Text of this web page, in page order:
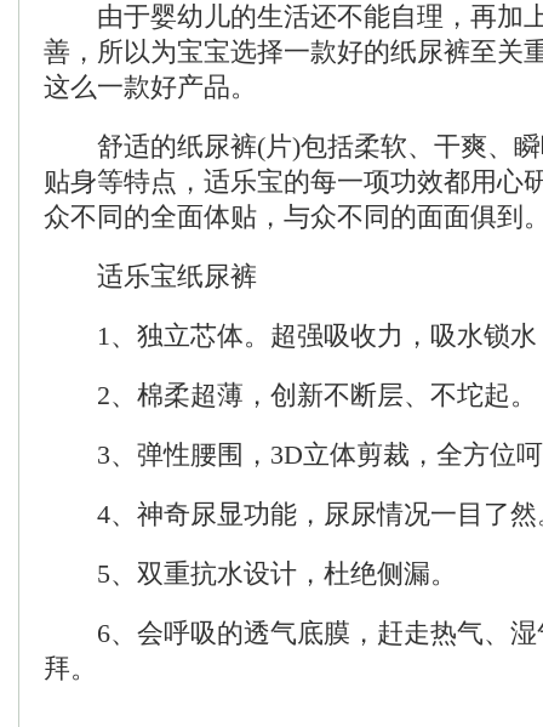
由于婴幼儿的生活还不能自理，再加
善，所以为宝宝选择一款好的纸尿裤至关
这么一款好产品。
舒适的纸尿裤(片)包括柔软、干爽、瞬
贴身等特点，适乐宝的每一项功效都用心
众不同的全面体贴，与众不同的面面俱到
适乐宝纸尿裤
1、独立芯体。超强吸收力，吸水锁水
2、棉柔超薄，创新不断层、不坨起。
3、弹性腰围，3D立体剪裁，全方位
4、神奇尿显功能，尿尿情况一目了然
5、双重抗水设计，杜绝侧漏。
6、会呼吸的透气底膜，赶走热气、湿
拜。